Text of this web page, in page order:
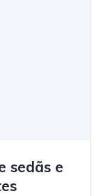
sedãs e